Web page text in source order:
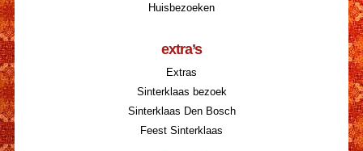
Huisbezoeken
extra’s
Extras
Sinterklaas bezoek
Sinterklaas Den Bosch
Feest Sinterklaas